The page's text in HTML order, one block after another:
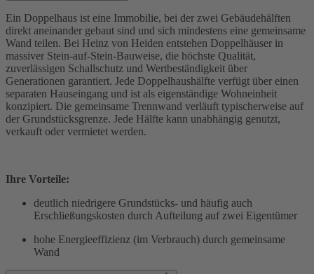
Ein Doppelhaus ist eine Immobilie, bei der zwei Gebäudehälften
direkt aneinander gebaut sind und sich mindestens eine gemeinsame
Wand teilen. Bei Heinz von Heiden entstehen Doppelhäuser in
massiver Stein-auf-Stein-Bauweise, die höchste Qualität,
zuverlässigen Schallschutz und Wertbeständigkeit über
Generationen garantiert. Jede Doppelhaushälfte verfügt über einen
separaten Hauseingang und ist als eigenständige Wohneinheit
konzipiert. Die gemeinsame Trennwand verläuft typischerweise auf
der Grundstücksgrenze. Jede Hälfte kann unabhängig genutzt,
verkauft oder vermietet werden.
Ihre Vorteile:
deutlich niedrigere Grundstücks- und häufig auch
Erschließungskosten durch Aufteilung auf zwei Eigentümer
hohe Energieeffizienz (im Verbrauch) durch gemeinsame
Wand